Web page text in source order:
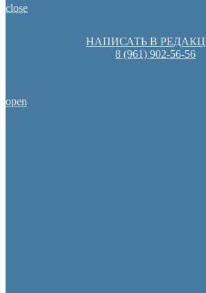
close
НАПИСАТЬ В
8 (961) 902-56-56
open